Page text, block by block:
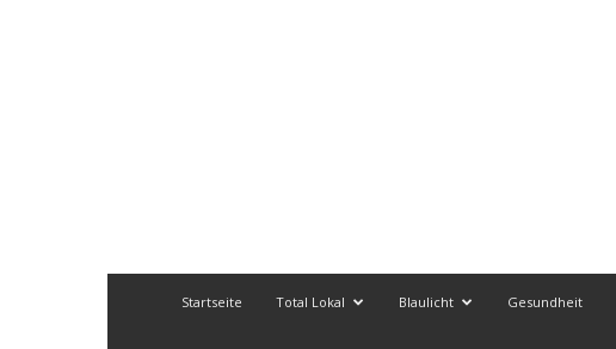
Startseite Total Lokal Blaulicht Gesundheit